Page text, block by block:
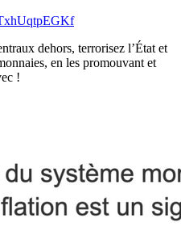
dehors, terrorisez l’État et
en les promouvant et
!